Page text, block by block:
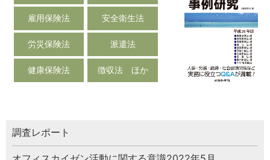
雇用保険法 安全衛生法
労災保険法 派遣法
健康保険法 徴収法 ほか
調査レポート